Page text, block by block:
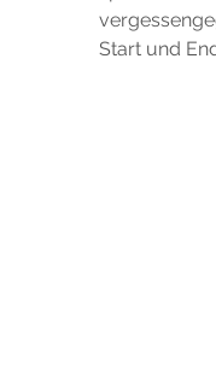
Start und